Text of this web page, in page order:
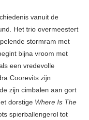
vanuit de
Het trio overmeestert
stormram met
bijna vroom met
een vredevolle
Coorevits zijn
zijn cimbalen aan gort
dorstige Where Is The
spierballengerol tot